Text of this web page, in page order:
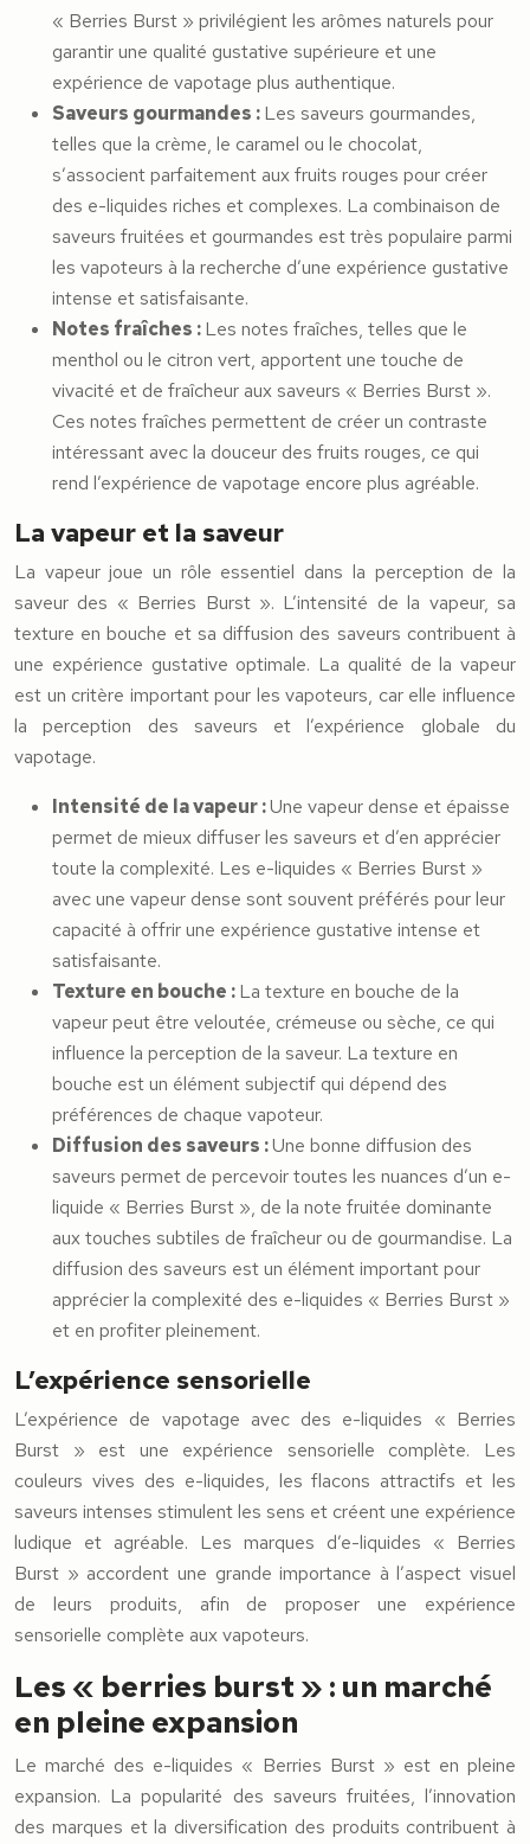
« Berries Burst » privilégient les arômes naturels pour
garantir une qualité gustative supérieure et une
expérience de vapotage plus authentique.
Saveurs gourmandes :Les saveurs gourmandes,
telles que la crème, le caramel ou le chocolat,
s’associent parfaitement aux fruits rouges pour créer
des e-liquides riches et complexes. La combinaison de
saveurs fruitées et gourmandes est très populaire parmi
les vapoteurs à la recherche d’une expérience gustative
intense et satisfaisante.
Notes fraîches :Les notes fraîches, telles que le
menthol ou le citron vert, apportent une touche de
vivacité et de fraîcheur aux saveurs « Berries Burst ».
Ces notes fraîches permettent de créer un contraste
intéressant avec la douceur des fruits rouges, ce qui
rend l’expérience de vapotage encore plus agréable.
La vapeur et la saveur
La vapeur joue un rôle essentiel dans la perception de la
saveur des « Berries Burst ». L’intensité de la vapeur, sa
texture en bouche et sa diffusion des saveurs contribuent à
une expérience gustative optimale. La qualité de la vapeur
est un critère important pour les vapoteurs, car elle influence
la perception des saveurs et l’expérience globale du
vapotage.
Intensité de la vapeur :Une vapeur dense et épaisse
permet de mieux diffuser les saveurs et d’en apprécier
toute la complexité. Les e-liquides « Berries Burst »
avec une vapeur dense sont souvent préférés pour leur
capacité à offrir une expérience gustative intense et
satisfaisante.
Texture en bouche :La texture en bouche de la
vapeur peut être veloutée, crémeuse ou sèche, ce qui
influence la perception de la saveur. La texture en
bouche est un élément subjectif qui dépend des
préférences de chaque vapoteur.
Diffusion des saveurs :Une bonne diffusion des
saveurs permet de percevoir toutes les nuances d’un e-
liquide « Berries Burst », de la note fruitée dominante
aux touches subtiles de fraîcheur ou de gourmandise. La
diffusion des saveurs est un élément important pour
apprécier la complexité des e-liquides « Berries Burst »
et en profiter pleinement.
L’expérience sensorielle
L’expérience de vapotage avec des e-liquides « Berries
Burst » est une expérience sensorielle complète. Les
couleurs vives des e-liquides, les flacons attractifs et les
saveurs intenses stimulent les sens et créent une expérience
ludique et agréable. Les marques d’e-liquides « Berries
Burst » accordent une grande importance à l’aspect visuel
de leurs produits, afin de proposer une expérience
sensorielle complète aux vapoteurs.
Les « berries burst » : un marché
en pleine expansion
Le marché des e-liquides « Berries Burst » est en pleine
expansion. La popularité des saveurs fruitées, l’innovation
des marques et la diversification des produits contribuent à